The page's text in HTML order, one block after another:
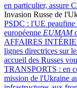
en particulier, assure
Invasion Russe de
PSDC : l'UE peaufine
européenne EUMAM
AFFAIRES
lignes directrices sur
accueil des Russes
TRANSPORTS : en
mission de l'Ukraine